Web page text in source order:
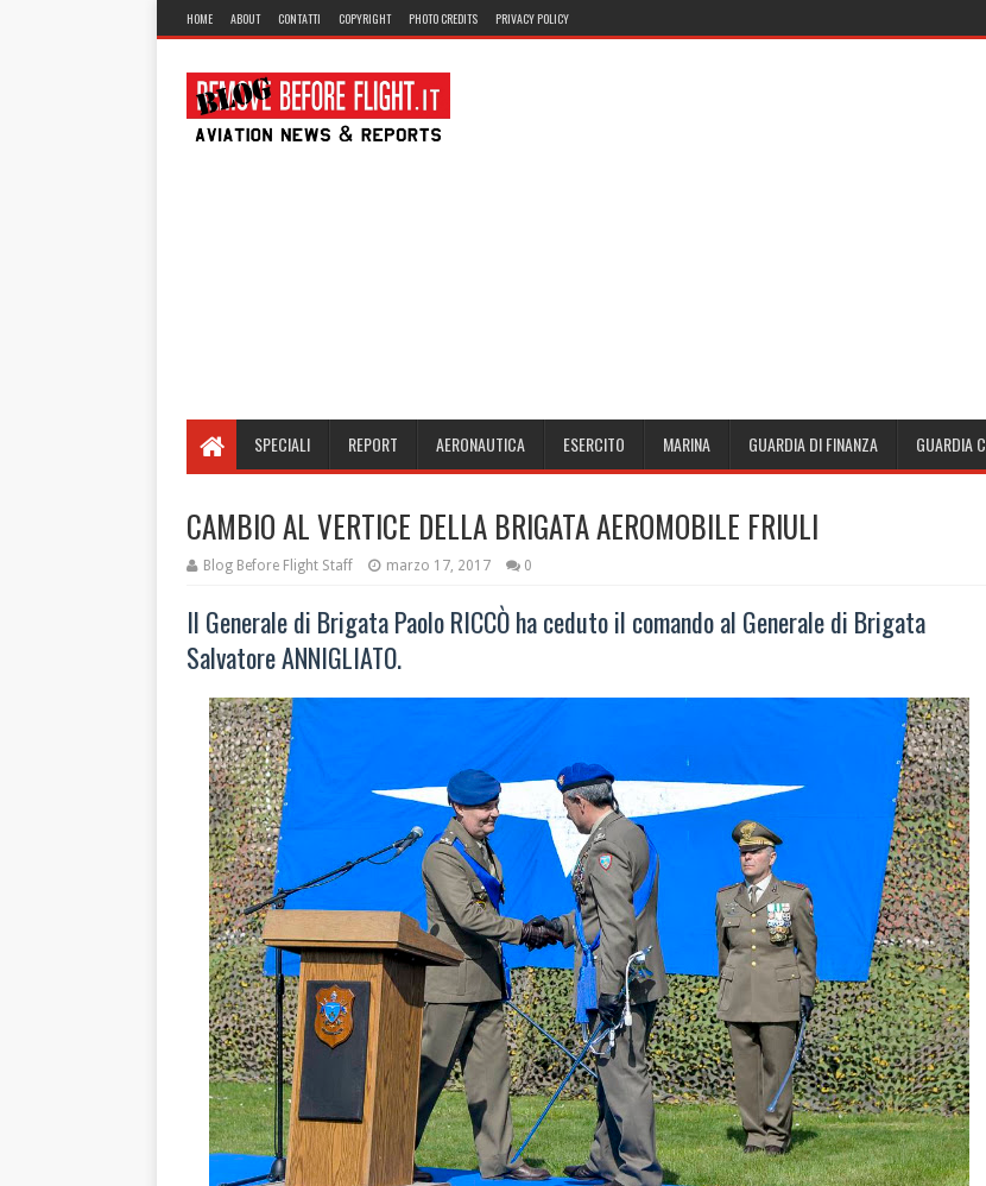
HOME ABOUT CONTATTI COPYRIGHT PHOTO CREDITS PRIVACY POLICY
SPECIALI REPORT AERONAUTICA ESERCITO MARINA GUARDIA DI FINANZA GUARDIA
CAMBIO AL VERTICE DELLA BRIGATA AEROMOBILE FRIULI
Blog Before Flight Staff marzo 17, 2017 0
Il Generale di Brigata Paolo RICCÒ ha ceduto il comando al Generale di Brigata
Salvatore ANNIGLIATO.